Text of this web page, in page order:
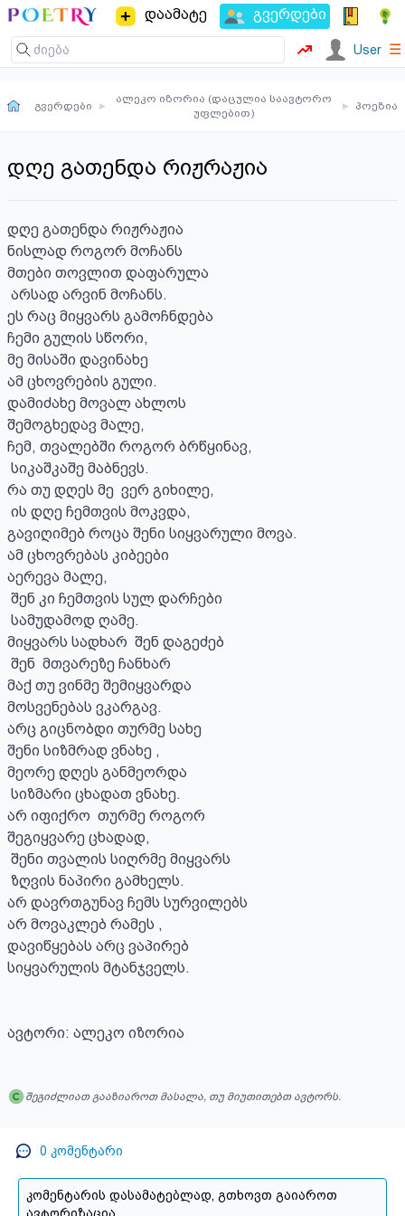
დაამატე გვერდები
User ☰
გვერდები ▸
ალეკო იზორია (დაცულია საავტორო
უფლებით)
▸ პოეზია
დღე გათენდა რიჟრაჟია
დღე გათენდა რიჟრაჟია
ნისლად როგორ მოჩანს
მთები თოვლით დაფარულა
ეს რაც მიყვარს გამოჩნდება
ჩემი გულის სწორი,
მე მისაში დავინახე
ამ ცხოვრების გული.
დამიძახე მოვალ ახლოს
შემოგხედავ მალე,
ჩემ, თვალებში როგორ ბრწყინავ,
რა თუ დღეს მე  ვერ გიხილე,
გავიღიმებ როცა შენი სიყვარული მოვა.
ამ ცხოვრებას კიბეები
აერევა მალე,
მიყვარს სადხარ  შენ დაგეძებ
მაქ თუ ვინმე შემიყვარდა
მოსვენებას ვკარგავ.
არც გიცნობდი თურმე სახე
შენი სიზმრად ვნახე ,
მეორე დღეს განმეორდა
არ იფიქრო  თურმე როგორ
შეგიყვარე ცხადად,
არ დავრთგუნავ ჩემს სურვილებს
არ მოვაკლებ რამეს ,
დავიწყებას არც ვაპირებ
სიყვარულის მტანჯველს.
ავტორი: ალეკო იზორია
შეგიძლიათ გააზიაროთ მასალა, თუ მიუთითებთ ავტორს.
0 კომენტარი